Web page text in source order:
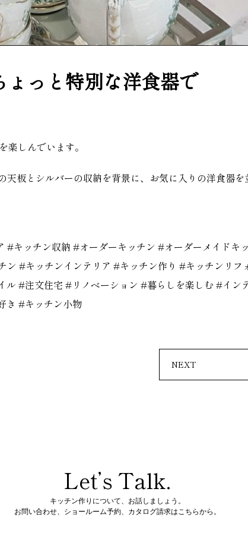
っと特別な洋食器で
しんでいます。
板とシルバーの収納を背景に、お気に入りの洋食器を
#キッチン収納 #オーダーキッチン #オーダーメイドキ
ン #キッチンインテリア #キッチン作り #キッチンリフ
ル #注文住宅 # リノベーション #暮らしを楽しむ #イン
き #キッチン小物
NEXT
Let’s Talk.
キッチン作りについて、お話しましょう。
お問い合わせ、ショールーム予約、 カタログ請求はこちらから。